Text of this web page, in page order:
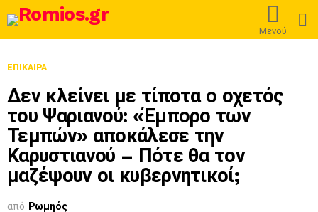
Μενού
ΕΠΊΚΑΙΡΑ
Δεν κλείνει με τίποτα ο οχετός
του Ψαριανού: «Έμπορο των
Τεμπών» αποκάλεσε την
Καρυστιανού – Πότε θα τον
μαζέψουν οι κυβερνητικοί;
από Ρωμηός